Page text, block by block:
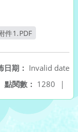
件1.PDF
日期： Invalid date
點閱數： 1280 |